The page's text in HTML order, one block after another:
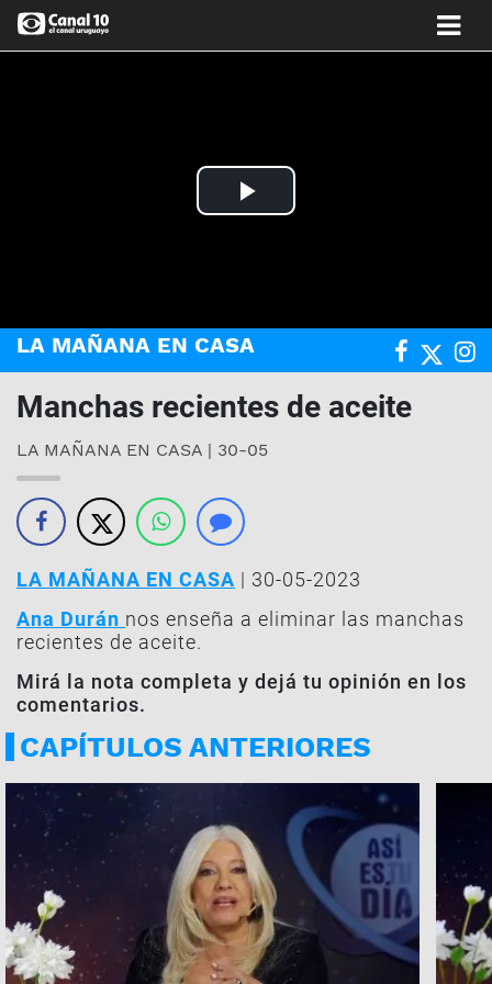
Play
LA MAÑANA EN CASA
Manchas recientes de aceite
LA MAÑANA EN CASA | 30-05
LA MAÑANA EN CASA | 30-05-2023
Ana Durán nos enseña a eliminar las manchas
recientes de aceite.
Mirá la nota completa y dejá tu opinión en los
comentarios.
CAPÍTULOS ANTERIORES